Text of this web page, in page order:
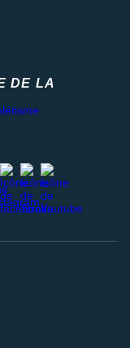
DE LA
facebook
stravayoutube